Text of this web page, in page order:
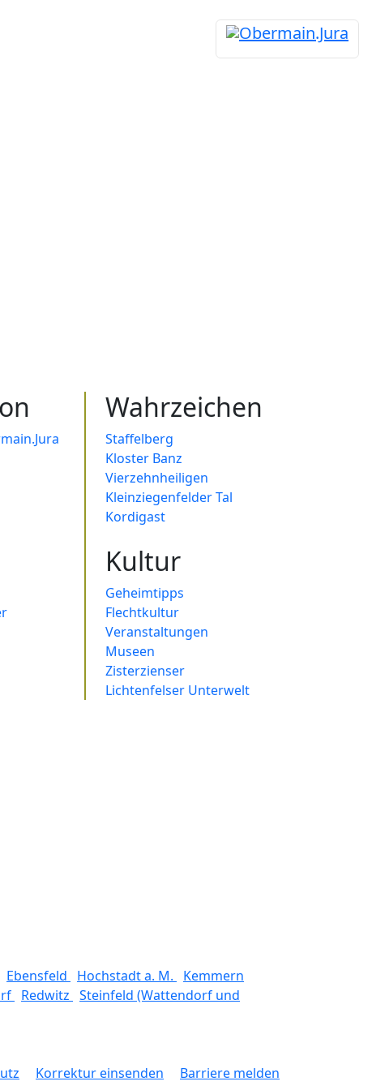
Wahrzeichen
Staffelberg
Kloster Banz
Vierzehnheiligen
Kleinziegenfelder Tal
Kordigast
Kultur
Geheimtipps
Flechtkultur
Veranstaltungen
Museen
Zisterzienser
Lichtenfelser Unterwelt
Ebensfeld Hochstadt a. M.
Kemmern
Redwitz Steinfeld (Wattendorf und
Korrektur einsenden Barriere melden